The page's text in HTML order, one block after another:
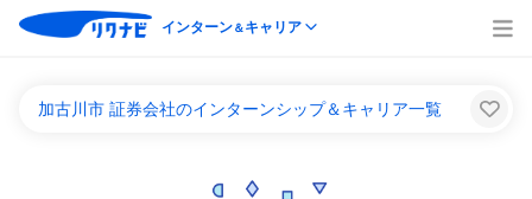
インターン＆キャリア
加古川市 証券会社のインターンシップ＆キャリア一覧